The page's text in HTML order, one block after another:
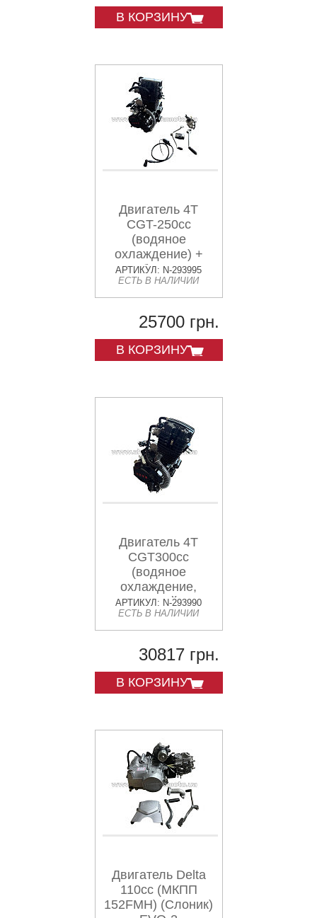
В КОРЗИНУ
Двигатель 4T
CGT-250cc
(водяное
охлаждение) +
карбюратор,
коммутатор,
катушка зажигания
АРТИКУЛ: N-293995
ЕСТЬ В НАЛИЧИИ
25700 грн.
В КОРЗИНУ
Двигатель 4T
CGT300cc
(водяное
охлаждение,
вторичный вал
длинный - под
реверс).
АРТИКУЛ: N-293990
ЕСТЬ В НАЛИЧИИ
30817 грн.
В КОРЗИНУ
Двигатель Delta
110cc (МКПП
152FMH) (Слоник)